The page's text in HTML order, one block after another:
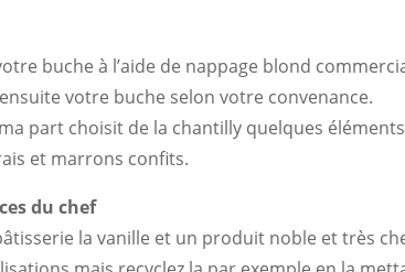
buche à l’aide de nappage blond
votre buche selon votre convenance.
ma part choisit de la chantilly quelques
et marrons confits.
du chef
la vanille et un produit noble et très